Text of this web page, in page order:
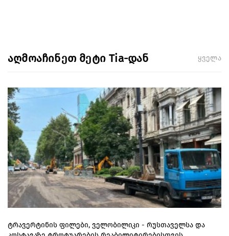
აღმოაჩინეთ მეტი Tia-დან ყველა
ტრავერტინის ფილები, ველობილიკი - რუსთაველსა და